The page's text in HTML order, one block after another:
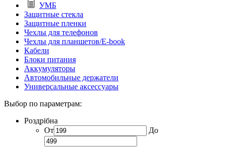
УМБ
Защитные стекла
Защитные пленки
Чехлы для телефонов
Чехлы для планшетов/E-book
Кабели
Блоки питания
Аккумуляторы
Автомобильные держатели
Универсальные аксессуары
Выбор по параметрам:
Роздрібна
От
До